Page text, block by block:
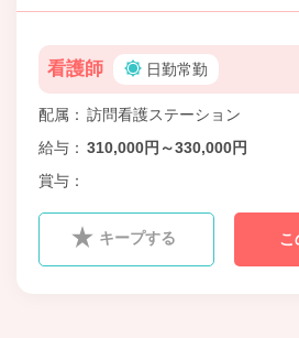
看護師 日勤常勤
配属
訪問看護ステーション
給与
310,000円～330,000円
賞与
キープする こ